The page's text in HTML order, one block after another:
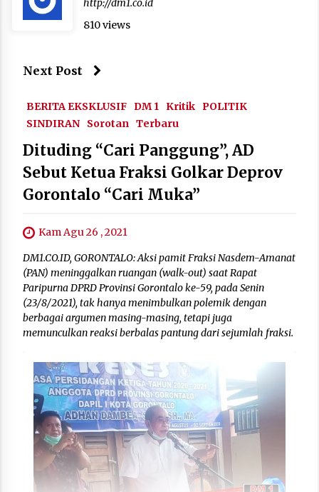
http://dm1.co.id
810 views
Next Post
BERITA EKSKLUSIF DM 1 Kritik POLITIK
SINDIRAN
Sorotan Terbaru
Dituding “Cari Panggung”, AD
Sebut Ketua Fraksi Golkar Deprov
Gorontalo “Cari Muka”
Kam Agu 26 , 2021
DM1.CO.ID, GORONTALO: Aksi pamit Fraksi Nasdem-Amanat
(PAN) meninggalkan ruangan (walk-out) saat Rapat
Paripurna DPRD Provinsi Gorontalo ke-59, pada Senin
(23/8/2021), tak hanya menimbulkan polemik dengan
berbagai argumen masing-masing, tetapi juga
memunculkan reaksi berbalas pantung dari sejumlah fraksi.